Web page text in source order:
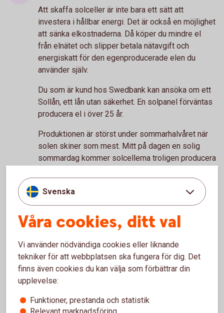
Att skaffa solceller är inte bara ett sätt att
investera i hållbar energi. Det är också en möjlighet
att sänka elkostnaderna. Då köper du mindre el
från elnätet och slipper betala nätavgift och
energiskatt för den egenproducerade elen du
använder själv.
Du som är kund hos Swedbank kan ansöka om ett
Sollån, ett lån utan säkerhet. En solpanel förväntas
producera el i över 25 år.
Produktionen är störst under sommarhalvåret när
solen skiner som mest. Mitt på dagen en solig
sommardag kommer solcellerna troligen producera
Gör en energikoll
Höga elpriser kan sätta spår i plånboken. Få koll på
energiförbrukningen och tips på energismarta
åtgärder som kan sänka dina elkostnader.
Svenska
Våra cookies, ditt val
Vi använder nödvändiga cookies eller liknande
tekniker för att webbplatsen ska fungera för dig. Det
finns även cookies du kan välja som förbättrar din
upplevelse:
Funktioner, prestanda och statistik
Relevant marknadsföring